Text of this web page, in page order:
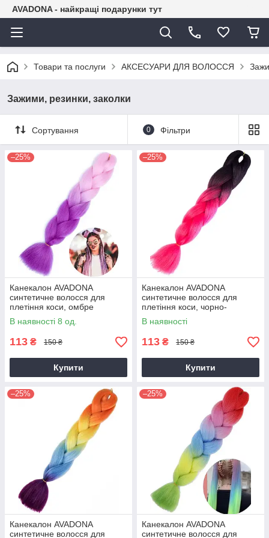
AVADONA - найкращі подарунки тут
Товари та послуги АКСЕСУАРИ ДЛЯ ВОЛОССЯ
Зажими, резинки, заколки
Сортування 0 Фільтри
–25%
Канекалон AVADONA
синтетичне волосся для
плетіння коси, омбре
рожевий з фіолетовим.
В наявності 8 од.
113 ₴ 150 ₴
Купити
–25%
Канекалон AVADONA
синтетичне волосся для
плетіння коси, чорно-
малиновий.
В наявності
113 ₴ 150 ₴
Купити
–25%
Канекалон AVADONA
синтетичне волосся для
–25%
Канекалон AVADONA
синтетичне волосся для